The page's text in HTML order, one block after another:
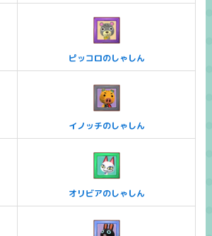
ピッコロのしゃしん
イノッチのしゃしん
オリビアのしゃしん